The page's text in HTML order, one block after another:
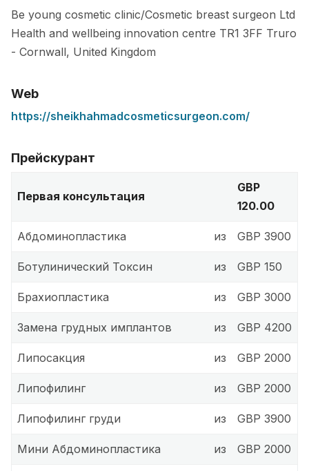
Be young cosmetic clinic/Cosmetic breast surgeon Ltd
Health and wellbeing innovation centre TR1 3FF Truro
- Cornwall, United Kingdom
Web
https://sheikhahmadcosmeticsurgeon.com/
Прейскурант
Первая консультация
GBP
120.00
Абдоминопластика из GBP 3900
Ботулинический Токсин из GBP 150
Брахиопластика из GBP 3000
Замена грудных имплантов из GBP 4200
Липосакция из GBP 2000
Липофилинг из GBP 2000
Липофилинг груди из GBP 3900
Мини Абдоминопластика из GBP 2000